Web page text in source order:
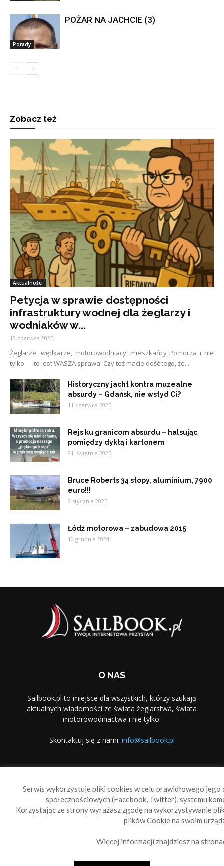
Porady
POŻAR NA JACHCIE (3)
Zobacz też
Aktualności
Petycja w sprawie dostępności
infrastruktury wodnej dla żeglarzy i
wodniaków w...
13 czerwca 2025
Żeglarze, wędkarze, motorowodniacy, mieszkańcy Pomorza i nie
tylko — to jest WASZA sprawa! Czy też macie dość tego, że...
Historyczny jacht kontra muzealne
absurdy – Gdańsk, nie wstyd Ci?
11 czerwca 2025
Rejs ku granicom absurdu – halsując
pomiędzy dyktą i kartonem
21 kwietnia 2025
Bruce Roberts 34 stopy, aluminium, 7900
euro!!!
2 stycznia 2025
Łódź motorowa – zabudowa 2015
10 grudnia 2024
O NAS
Sailbook.pl to miejsce dla wszystkich, którzy szukają
aktualnych wiadomości ze świata żeglarstwa, świata
motorowodniactwa i nie tylko.
Skontaktuj się z nami: info@sailbook.pl
Reklama
Polityka prywatności
Serwis wykorzystuje pliki cookies w celu prawidłowego
społecznościowych (Facebook, Twitter), systemu
Korzystając ze strony wyrażasz zgodę na wykorzystywanie
plików Cookie na swoim
Więcej informacji znajdziesz na